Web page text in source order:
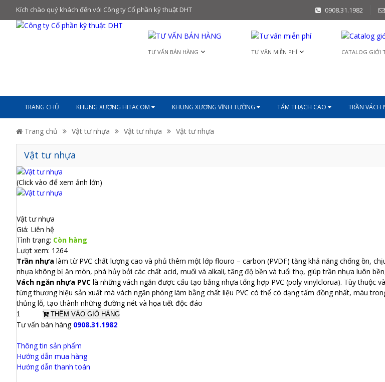
Kích chào quý khách đến với Công ty Cổ phần kỹ thuật DHT 0908.31.1982
TƯ VẤN BÁN HÀNG TƯ VẤN MIỄN PHÍ CATALOG GIỚI
TRANG CHỦ KHUNG XƯƠNG HITACOM KHUNG XƯƠNG VĨNH TƯỜNG TẤM THẠCH CAO TRẦN VÁCH
Trang chủ Vật tư nhựa Vật tư nhựa Vật tư nhựa
Vật tư nhựa
(Click vào để xem ảnh lớn)
Vật tư nhựa
Giá: Liên hệ
Tình trạng: Còn hàng
Lượt xem: 1264
Trần nhựa làm từ PVC chất lượng cao và phủ thêm một lớp flouro – carbon (PVDF) tăng khả năng chống ồn,
nhựa không bị ăn mòn, phá hủy bởi các chất acid, muối và alkali, tăng độ bền và tuổi thọ, giúp trần nhựa luôn
Vách ngăn nhựa PVC là những vách ngăn được cấu tạo bằng nhựa tổng hợp PVC (poly vinylclorua). Tùy thuộc
từng thương hiệu sản xuất mà vách ngăn phòng làm bằng chất liệu PVC có thể có dạng tấm đồng nhất, màu
thủng lỗ, tạo thành những đường nét và họa tiết độc đáo
THÊM VÀO GIỎ HÀNG
Tư vấn bán hàng 0908.31.1982
Thông tin sản phẩm
Hướng dẫn mua hàng
Hướng dẫn thanh toán